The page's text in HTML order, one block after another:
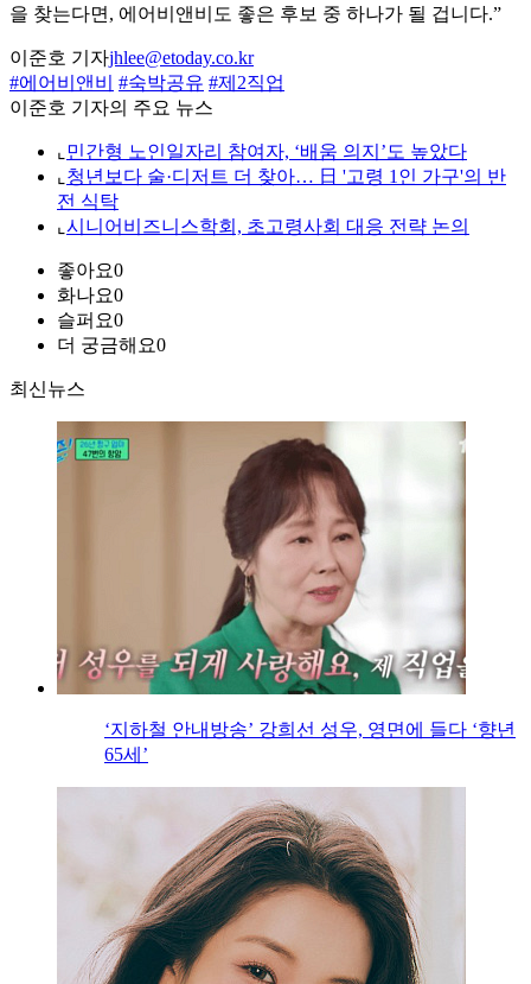
을 찾는다면, 에어비앤비도 좋은 후보 중 하나가 될 겁니다.”
이준호 기자jhlee@etoday.co.kr
#에어비앤비
#숙박공유 #제2직업
이준호 기자의 주요 뉴스
⌞ 민간형 노인일자리 참여자, ‘배움 의지’도 높았다
⌞ 청년보다 술·디저트 더 찾아… 日 '고령 1인 가구'의 반
전 식탁
⌞ 시니어비즈니스학회, 초고령사회 대응 전략 논의
좋아요0
화나요0
슬퍼요0
더 궁금해요0
최신뉴스
‘지하철 안내방송’ 강희선 성우, 영면에 들다 ‘향년
65세’